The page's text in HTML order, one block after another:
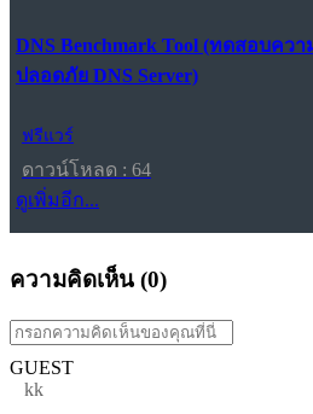
DNS Benchmark Tool (ทดสอบควา
ปลอดภัย DNS Server)
ฟรีแวร์
ดาวน์โหลด : 64
ดูเพิ่มอีก...
ความคิดเห็น (0)
GUEST
kk